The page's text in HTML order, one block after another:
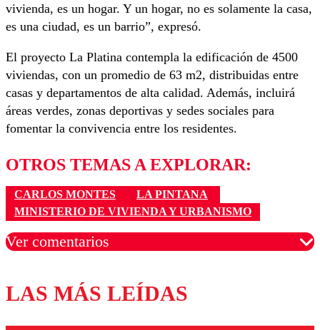
vivienda, es un hogar. Y un hogar, no es solamente la casa,
es una ciudad, es un barrio”, expresó.
El proyecto La Platina contempla la edificación de 4500
viviendas, con un promedio de 63 m2, distribuidas entre
casas y departamentos de alta calidad. Además, incluirá
áreas verdes, zonas deportivas y sedes sociales para
fomentar la convivencia entre los residentes.
OTROS TEMAS A EXPLORAR:
CARLOS MONTES
LA PINTANA
MINISTERIO DE VIVIENDA Y URBANISMO
Ver comentarios
Los comentarios son moderados para garantizar un
diálogo respetuoso.
Nombre
LAS MÁS LEÍDAS